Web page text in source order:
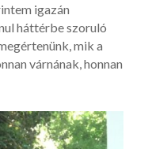
igazán
háttérbe szoruló
mik a
várnának, honnan